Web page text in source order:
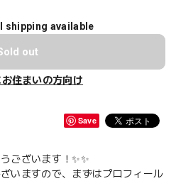
shipping available
out
お住まいの方向け
Save
ございます！✨✨
いますので、まずはプロフィール